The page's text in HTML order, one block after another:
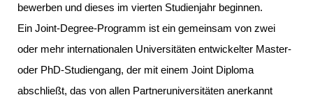
bewerben und dieses im vierten Studienjahr beginnen.
Ein Joint-Degree-Programm ist ein gemeinsam von zwei
oder mehr internationalen Universitäten entwickelter Master-
oder PhD-Studiengang, der mit einem Joint Diploma
abschließt, das von allen Partneruniversitäten anerkannt